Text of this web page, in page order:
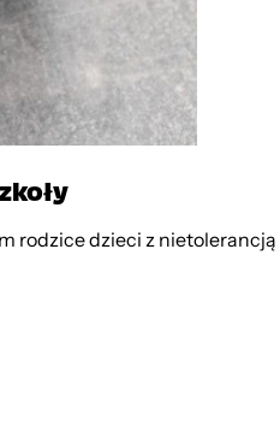
rodzice dzieci z